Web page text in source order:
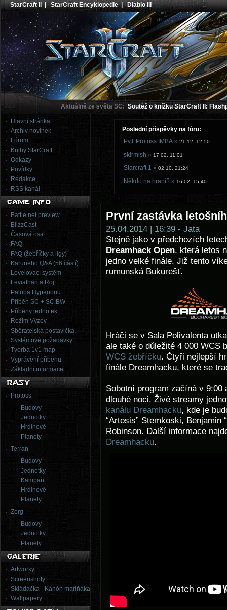
StarCraft II |StarCraft Encyklopedie|Diablo III
Aktuálně ze světa SC: Soutěž o knížku StarCraft II:
Hlavní stránka
Archiv novinek
Fórum
Knihy StarCraft
Odkazy
Povídky
Redakce
RSS kanál
Battle.net preview
BlizzCast
Časová osa
FAQ
FAQ (žebříčky a ligy)
Karuneho Q&A (56 částí)
Levelovací systém
Leviathan a Roj
Paluba Hyperionu
Příběh SC + SC:BW
Příběhy jednotek
Režim Výzev
Sběratelská postavička
Systémové požadavky
Tvorba 1v1 map
Vyprávění příběhu
Základní informace
Protoss
Budovy
Jednotky
Hrdinové
Planety
Terran
Budovy
Jednotky
Kampaň
Hrdinové
Planety
Zerg
Budovy
Jednotky
Planety
Artworky
Screenshoty
Skládačka - Kanón mariňáka
Wallpapery
Poslední příspěvky na fóru:
PvT Protoss IMBA » 21.12. 12:50
skirmish » 17.02. 11:01
Starcraft 1 » 02.10. 21:24
Někdo na hraní? » 16.02. 15:40
První zastávka
25.04.2014 | 16:39 - Jata
Stejně jako v předchozích
Dreamhack Open, která letos
jedno velké finále. Již tento
rumunská Bukurešť.
Hráči se v Sala Polivalenta
ale také o důležité 4 000
WCS žebříčku. Čtyři nejlepší
finále Dreamhacku, které se
Sobotní program začíná v 9:00
dlouhé noci. Živé streamy
kanálu Dreamhacku, kde je
“Artosis” Stemkoski, Benjamin
Robinson. Další informace
Dreamhacku.